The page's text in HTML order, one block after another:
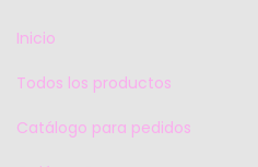
Inicio
Todos los productos
Catálogo para pedidos